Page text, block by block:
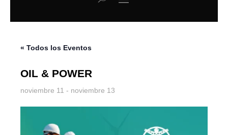
« Todos los Eventos
OIL & POWER
noviembre 11 - noviembre 13